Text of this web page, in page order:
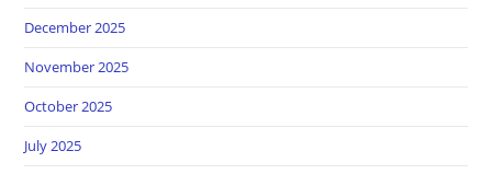
December 2025
November 2025
October 2025
July 2025